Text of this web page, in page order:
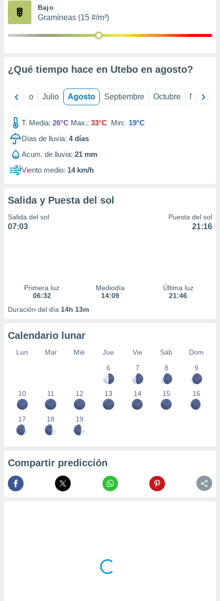
publicidad
publicidad
1199
Bajo
Gramíneas (15 #/m³)
¿Qué tiempo hace en Utebo en agosto?
Junio Julio Agosto Septiembre Octubre
T. Media: 26°C Max.: 33°C Min: 19°C
Días de lluvia: 4días
Acum. de lluvia: 21 mm
Viento medio: 14 km/h
Salida y Puesta del sol
Salida del sol
07:03
Puesta del sol
21:16
Primera luz
06:32
Mediodía
14:09
Última luz
21:46
Duración del día 14h 13m
Calendario lunar
Lun Mar Mié Jue Vie Sáb
Dom
6
7 8 9
10 11 12 13 14 15 16
17 18 19
Compartir predicción